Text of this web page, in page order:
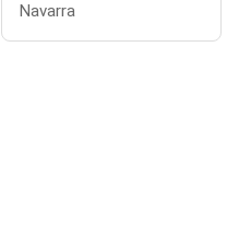
Navarra